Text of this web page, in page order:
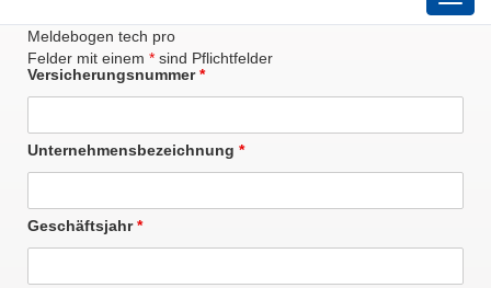
Meldebogen tech pro
Felder mit einem * sind Pflichtfelder
Versicherungsnummer*
Unternehmensbezeichnung *
Geschäftsjahr*